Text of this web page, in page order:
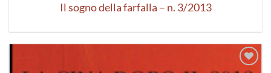
Il sogno della farfalla – n. 3/2013